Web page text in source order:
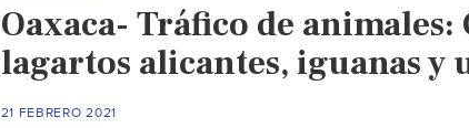
Oaxaca- Tráfico de
lagartos alicantes, iguanas
21 FEBRERO 2021